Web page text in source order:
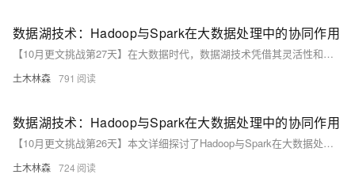
数据湖技术：Hadoop与Spark在大数据处理中的协同作用
【10月更文挑战第27天】在大数据时代，数据湖技术凭借其灵活性和成本效益成为企业存储和分析大规模异构数据的首选。Hadoop和Spark作为数据湖技术的核心组件，通过HDFS存储数据和Spark进行高效计算，实现了数据处理的优化。本文探讨了Hadoop与Spark的最佳实践，包括数据存储、处理、安全和可视化等方面，展示了它们在实际应用中的协同效应。
土木林森 791
数据湖技术：Hadoop与Spark在大数据处理中的协同作用
【10月更文挑战第26天】本文详细探讨了Hadoop与Spark在大数据处理中的协同作用，通过具体案例展示了两者的最佳实践。Hadoop的HDFS和MapReduce负责数据存储和预处理，确保高可靠性和容错性；Spark则凭借其高性能和丰富的API，进行深度分析和机器学习，实现高效的批处理和实时处理。
土木林森 724